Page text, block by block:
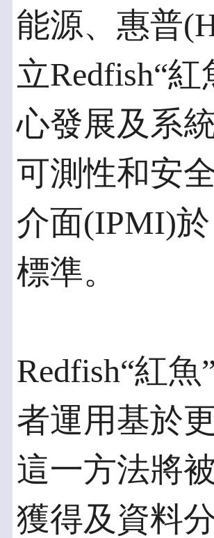
能源、惠普
立Redfish“
心發展及系
可測性和安
介面(IPMI)
標準。
Redfish“紅
者運用基於
這一方法將
獲得及資料